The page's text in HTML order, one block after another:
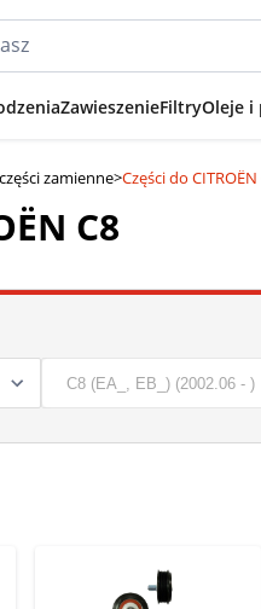
ZawieszenieFiltryOleje i
zamienne>Części do CITROËN
C8